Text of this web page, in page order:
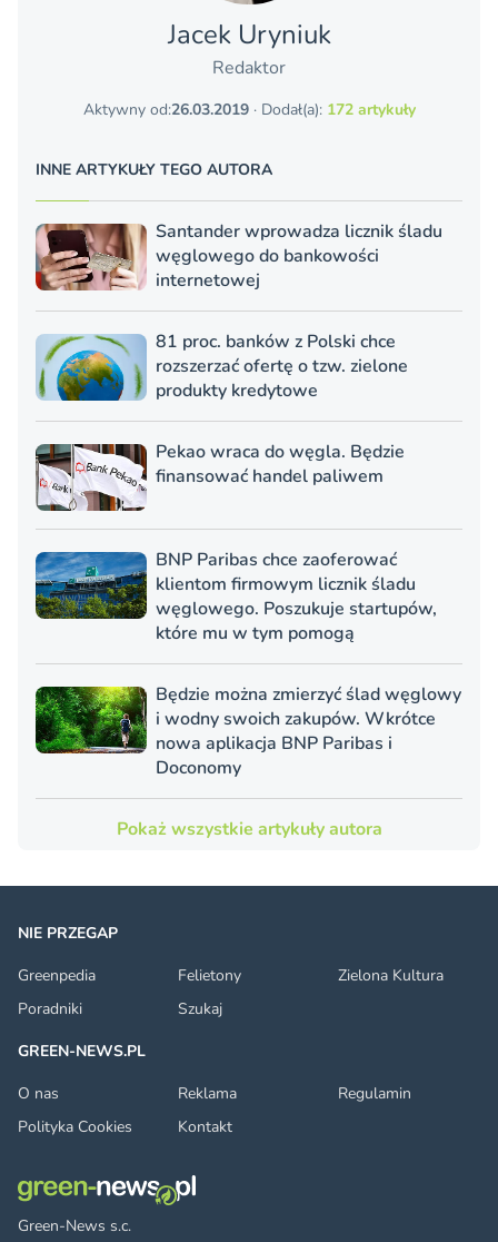
Jacek Uryniuk
Redaktor
Aktywny od:26.03.2019· Dodał(a): 172 artykuły
INNE ARTYKUŁY TEGO AUTORA
Santander wprowadza licznik śladu
węglowego do bankowości
internetowej
81 proc. banków z Polski chce
rozszerzać ofertę o tzw. zielone
produkty kredytowe
Pekao wraca do węgla. Będzie
finansować handel paliwem
BNP Paribas chce zaoferować
klientom firmowym licznik śladu
węglowego. Poszukuje startupów,
które mu w tym pomogą
Będzie można zmierzyć ślad węglowy
i wodny swoich zakupów. Wkrótce
nowa aplikacja BNP Paribas i
Doconomy
Pokaż wszystkie artykuły autora
Green-News s.c.
NIE PRZEGAP
Greenpedia
Felietony
Zielona Kultura
Poradniki
Szukaj
GREEN-NEWS.PL
O nas
Reklama
Regulamin
Polityka Cookies
Kontakt